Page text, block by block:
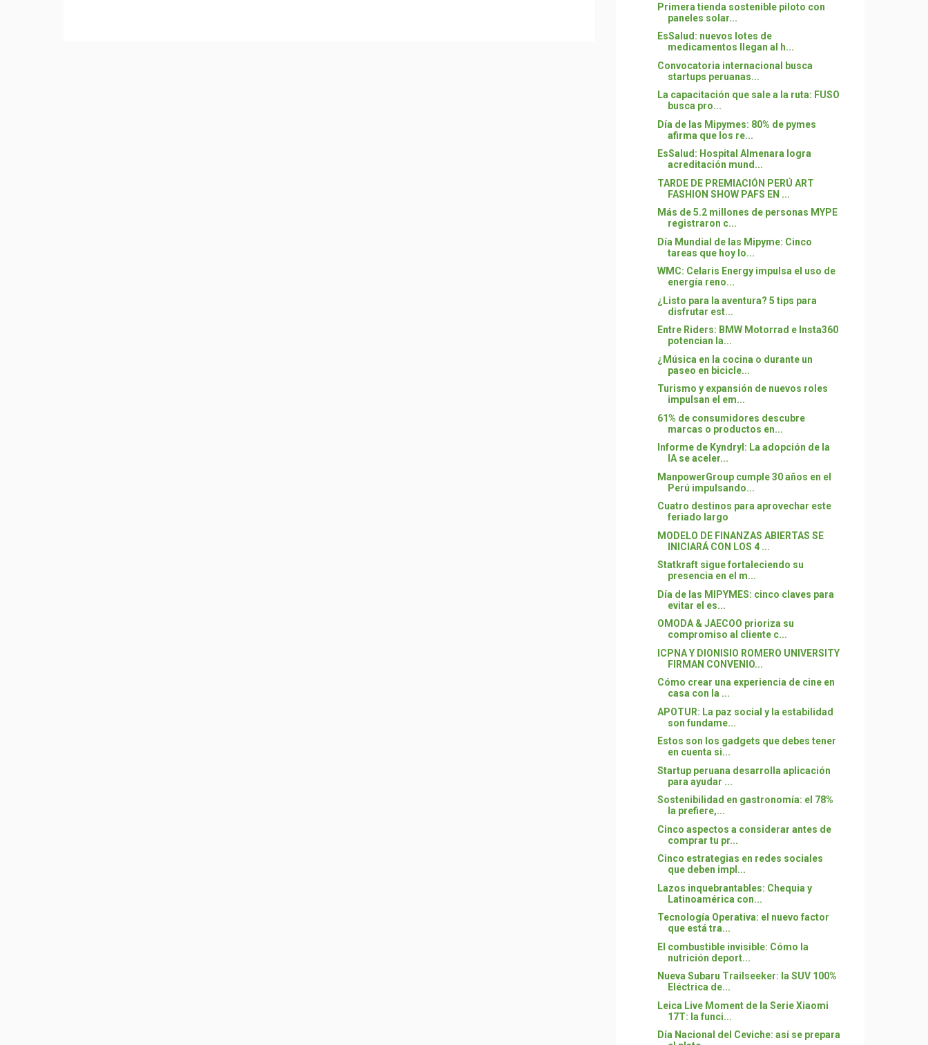
Primera tienda sostenible piloto con
paneles solar...
EsSalud: nuevos lotes de
medicamentos llegan al h...
Convocatoria internacional busca
startups peruanas...
La capacitación que sale a la ruta: FUSO
busca pro...
Día de las Mipymes: 80% de pymes
afirma que los re...
EsSalud: Hospital Almenara logra
acreditación mund...
TARDE DE PREMIACIÓN PERÚ ART
FASHION SHOW PAFS EN ...
Más de 5.2 millones de personas MYPE
registraron c...
Día Mundial de las Mipyme: Cinco
tareas que hoy lo...
WMC: Celaris Energy impulsa el uso de
energía reno...
¿Listo para la aventura? 5 tips para
disfrutar est...
Entre Riders: BMW Motorrad e Insta360
potencian la...
¿Música en la cocina o durante un
paseo en bicicle...
Turismo y expansión de nuevos roles
impulsan el em...
61% de consumidores descubre
marcas o productos en...
Informe de Kyndryl: La adopción de la
IA se aceler...
ManpowerGroup cumple 30 años en el
Perú impulsando...
Cuatro destinos para aprovechar este
feriado largo
MODELO DE FINANZAS ABIERTAS SE
INICIARÁ CON LOS 4 ...
Statkraft sigue fortaleciendo su
presencia en el m...
Día de las MIPYMES: cinco claves para
evitar el es...
OMODA & JAECOO prioriza su
compromiso al cliente c...
ICPNA Y DIONISIO ROMERO UNIVERSITY
FIRMAN CONVENIO...
Cómo crear una experiencia de cine en
casa con la ...
APOTUR: La paz social y la estabilidad
son fundame...
Estos son los gadgets que debes tener
en cuenta si...
Startup peruana desarrolla aplicación
para ayudar ...
Sostenibilidad en gastronomía: el 78%
la prefiere,...
Cinco aspectos a considerar antes de
comprar tu pr...
Cinco estrategias en redes sociales
que deben impl...
Lazos inquebrantables: Chequia y
Latinoamérica con...
Tecnología Operativa: el nuevo factor
que está tra...
El combustible invisible: Cómo la
nutrición deport...
Nueva Subaru Trailseeker: la SUV 100%
Eléctrica de...
Leica Live Moment de la Serie Xiaomi
17T: la funci...
Día Nacional del Ceviche: así se prepara